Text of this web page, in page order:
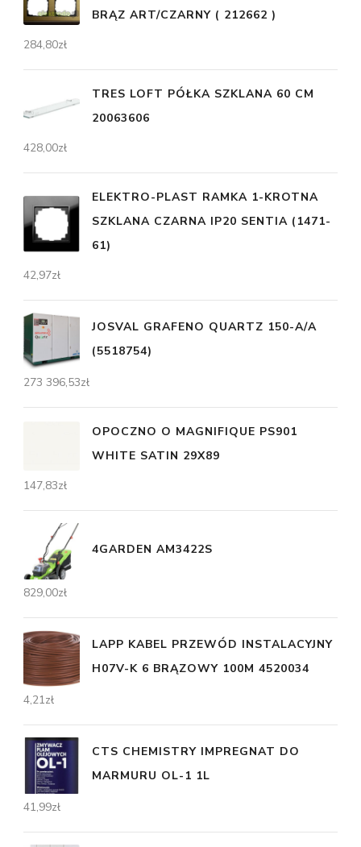
BRĄZ ART/CZARNY ( 212662 )
284,80zł
TRES LOFT PÓŁKA SZKLANA 60 CM
20063606
428,00zł
ELEKTRO-PLAST RAMKA 1-KROTNA
SZKLANA CZARNA IP20 SENTIA (1471-
61)
42,97zł
JOSVAL GRAFENO QUARTZ 150-A/A
(5518754)
273 396,53zł
OPOCZNO O MAGNIFIQUE PS901
WHITE SATIN 29X89
147,83zł
4GARDEN AM3422S
829,00zł
LAPP KABEL PRZEWÓD INSTALACYJNY
H07V-K 6 BRĄZOWY 100M 4520034
4,21zł
CTS CHEMISTRY IMPREGNAT DO
MARMURU OL-1 1L
41,99zł